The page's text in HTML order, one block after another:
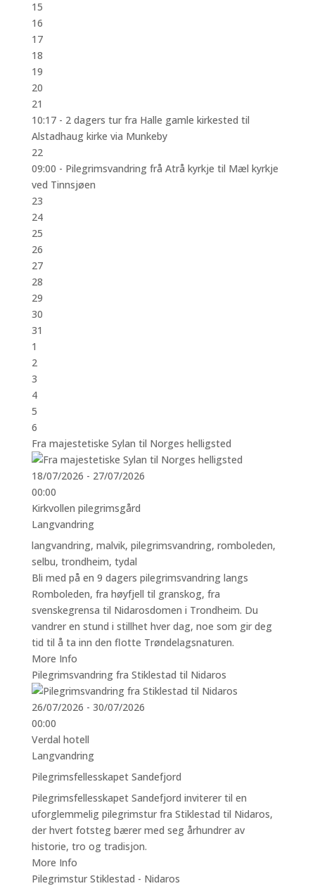
15
16
17
18
19
20
21
10:17 - 2 dagers tur fra Halle gamle kirkested til
Alstadhaug kirke via Munkeby
22
09:00 - Pilegrimsvandring frå Atrå kyrkje til Mæl kyrkje
ved Tinnsjøen
23
24
25
26
27
28
29
30
31
1
2
3
4
5
6
Fra majestetiske Sylan til Norges helligsted
18/07/2026 - 27/07/2026
00:00
Kirkvollen pilegrimsgård
Langvandring
langvandring, malvik, pilegrimsvandring, romboleden,
selbu, trondheim, tydal
Bli med på en 9 dagers pilegrimsvandring langs
Romboleden, fra høyfjell til granskog, fra
svenskegrensa til Nidarosdomen i Trondheim. Du
vandrer en stund i stillhet hver dag, noe som gir deg
tid til å ta inn den flotte Trøndelagsnaturen.
More Info
Pilegrimsvandring fra Stiklestad til Nidaros
26/07/2026 - 30/07/2026
00:00
Verdal hotell
Langvandring
Pilegrimsfellesskapet Sandefjord
Pilegrimsfellesskapet Sandefjord inviterer til en
uforglemmelig pilegrimstur fra Stiklestad til Nidaros,
der hvert fotsteg bærer med seg århundrer av
historie, tro og tradisjon.
More Info
Pilegrimstur Stiklestad - Nidaros